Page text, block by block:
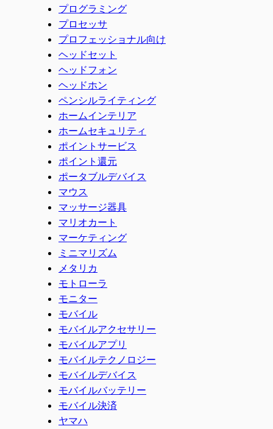
プログラミング
プロセッサ
プロフェッショナル向け
ヘッドセット
ヘッドフォン
ヘッドホン
ペンシルライティング
ホームインテリア
ホームセキュリティ
ポイントサービス
ポイント還元
ポータブルデバイス
マウス
マッサージ器具
マリオカート
マーケティング
ミニマリズム
メタリカ
モトローラ
モニター
モバイル
モバイルアクセサリー
モバイルアプリ
モバイルテクノロジー
モバイルデバイス
モバイルバッテリー
モバイル決済
ヤマハ